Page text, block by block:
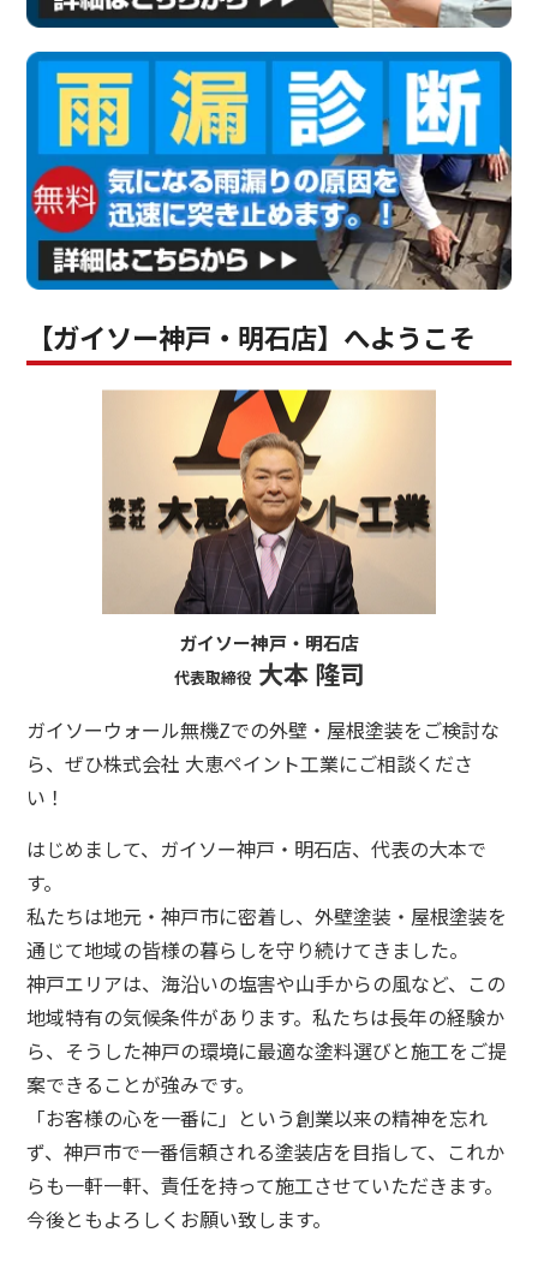
【ガイソー神戸・明石店】へようこそ
ガイソー神戸・明石店
代表取締役大本 隆司
ガイソーウォール無機Zでの外壁・屋根塗装をご検討な
ら、ぜひ株式会社 大恵ペイント工業にご相談くださ
い！
はじめまして、ガイソー神戸・明石店、代表の大本で
す。
私たちは地元・神戸市に密着し、外壁塗装・屋根塗装を
通じて地域の皆様の暮らしを守り続けてきました。
神戸エリアは、海沿いの塩害や山手からの風など、この
地域特有の気候条件があります。私たちは長年の経験か
ら、そうした神戸の環境に最適な塗料選びと施工をご提
案できることが強みです。
「お客様の心を一番に」という創業以来の精神を忘れ
ず、神戸市で一番信頼される塗装店を目指して、これか
らも一軒一軒、責任を持って施工させていただきます。
今後ともよろしくお願い致します。